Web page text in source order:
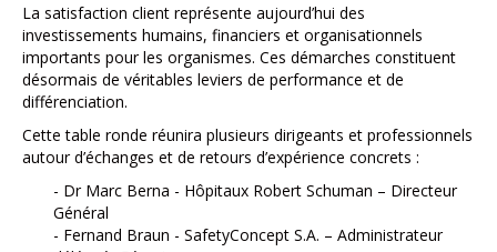
La satisfaction client représente aujourd’hui des
investissements humains, financiers et organisationnels
importants pour les organismes. Ces démarches constituent
désormais de véritables leviers de performance et de
différenciation.
Cette table ronde réunira plusieurs dirigeants et professionnels
autour d’échanges et de retours d’expérience concrets :
- Dr Marc Berna - Hôpitaux Robert Schuman – Directeur
Général
- Fernand Braun - SafetyConcept S.A. – Administrateur